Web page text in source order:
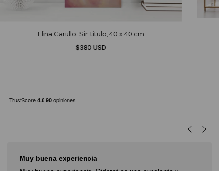
Elina Carullo. Sin titulo, 40 x 40 cm
$380 USD
Muy buena experiencia